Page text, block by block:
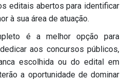
editais abertos para identificar
à sua área de atuação.
é a melhor opção para
aos concursos públicos,
escolhida ou do edital em
a oportunidade de dominar